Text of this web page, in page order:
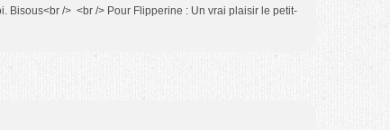
Bisous<br /> <br /> Pour Flipperine : Un vrai plaisir le petit-